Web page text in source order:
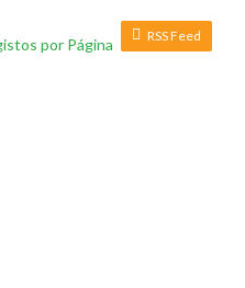
RSS Feed